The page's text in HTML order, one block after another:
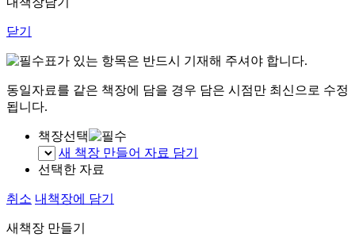
닫기
표가 있는 항목은 반드시 기재해 주셔야 합니다.
동일자료를 같은 책장에 담을 경우 담은 시점만 최신으로 수정
됩니다.
책장선택
새 책장 만들어 자료 담기
선택한 자료
취소 내책장에 담기
새책장 만들기